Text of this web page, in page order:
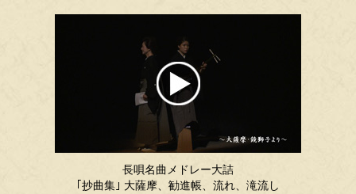
長唄名曲メドレー大詰
｢抄曲集｣ 大薩摩、勧進帳、流れ、滝流し